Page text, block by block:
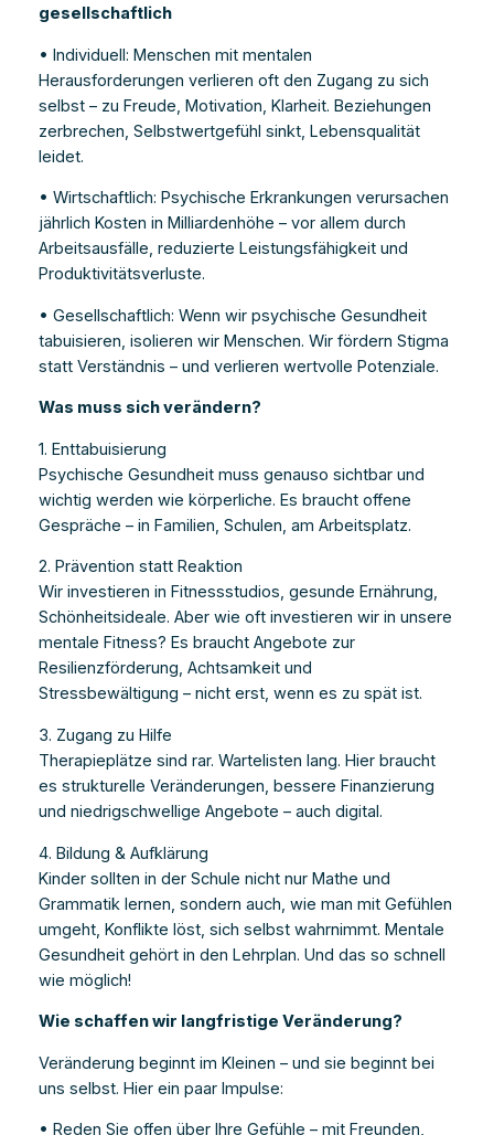
gesellschaftlich
• Individuell: Menschen mit mentalen
Herausforderungen verlieren oft den Zugang zu sich
selbst – zu Freude, Motivation, Klarheit. Beziehungen
zerbrechen, Selbstwertgefühl sinkt, Lebensqualität
leidet.
• Wirtschaftlich: Psychische Erkrankungen verursachen
jährlich Kosten in Milliardenhöhe – vor allem durch
Arbeitsausfälle, reduzierte Leistungsfähigkeit und
Produktivitätsverluste.
• Gesellschaftlich: Wenn wir psychische Gesundheit
tabuisieren, isolieren wir Menschen. Wir fördern Stigma
statt Verständnis – und verlieren wertvolle Potenziale.
Was muss sich verändern?
1. Enttabuisierung
Psychische Gesundheit muss genauso sichtbar und
wichtig werden wie körperliche. Es braucht offene
Gespräche – in Familien, Schulen, am Arbeitsplatz.
2. Prävention statt Reaktion
Wir investieren in Fitnessstudios, gesunde Ernährung,
Schönheitsideale. Aber wie oft investieren wir in unsere
mentale Fitness? Es braucht Angebote zur
Resilienzförderung, Achtsamkeit und
Stressbewältigung – nicht erst, wenn es zu spät ist.
3. Zugang zu Hilfe
Therapieplätze sind rar. Wartelisten lang. Hier braucht
es strukturelle Veränderungen, bessere Finanzierung
und niedrigschwellige Angebote – auch digital.
4. Bildung & Aufklärung
Kinder sollten in der Schule nicht nur Mathe und
Grammatik lernen, sondern auch, wie man mit Gefühlen
umgeht, Konflikte löst, sich selbst wahrnimmt. Mentale
Gesundheit gehört in den Lehrplan. Und das so schnell
wie möglich!
Wie schaffen wir langfristige Veränderung?
Veränderung beginnt im Kleinen – und sie beginnt bei
uns selbst. Hier ein paar Impulse:
• Reden Sie offen über Ihre Gefühle – mit Freunden,